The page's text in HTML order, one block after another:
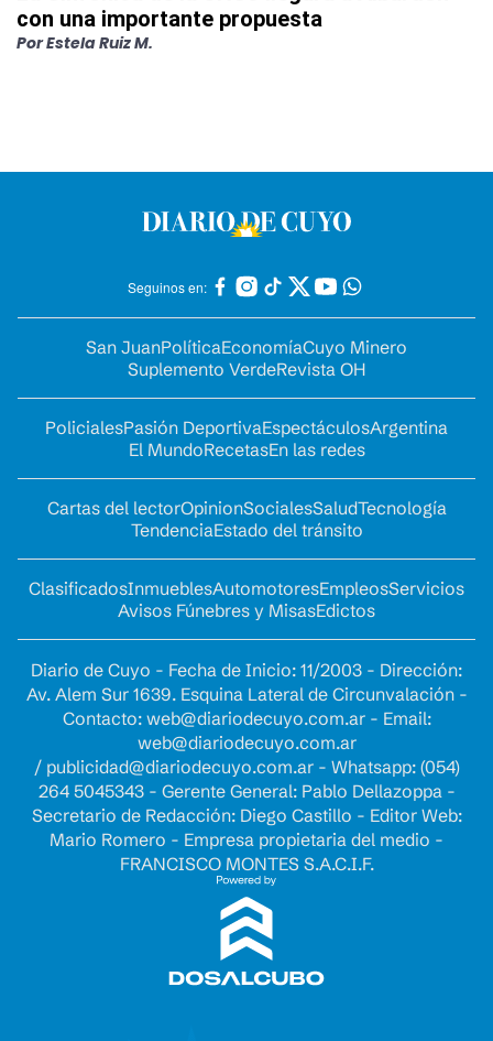
con una importante propuesta
PorEstela Ruiz M.
Seguinos en:
San JuanPolíticaEconomíaCuyo Minero
Suplemento VerdeRevista OH
PolicialesPasión DeportivaEspectáculosArgentina
El MundoRecetasEn las redes
Cartas del lectorOpinionSocialesSaludTecnología
TendenciaEstado del tránsito
ClasificadosInmueblesAutomotoresEmpleosServicios
Avisos Fúnebres y MisasEdictos
Diario de Cuyo - Fecha de Inicio: 11/2003 - Dirección:
Av. Alem Sur 1639. Esquina Lateral de Circunvalación -
Contacto: web@diariodecuyo.com.ar- Email:
web@diariodecuyo.com.ar
/ publicidad@diariodecuyo.com.ar- Whatsapp: (054)
264 5045343 - Gerente General: Pablo Dellazoppa -
Secretario de Redacción: Diego Castillo - Editor Web:
Mario Romero - Empresa propietaria del medio -
FRANCISCO MONTES S.A.C.I.F.